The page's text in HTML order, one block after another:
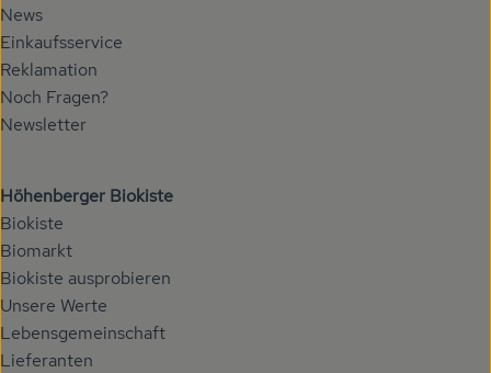
News
Einkaufsservice
Reklamation
Noch Fragen?
Newsletter
Höhenberger Biokiste
Biokiste
Biomarkt
Biokiste ausprobieren
Unsere Werte
Lebensgemeinschaft
Lieferanten